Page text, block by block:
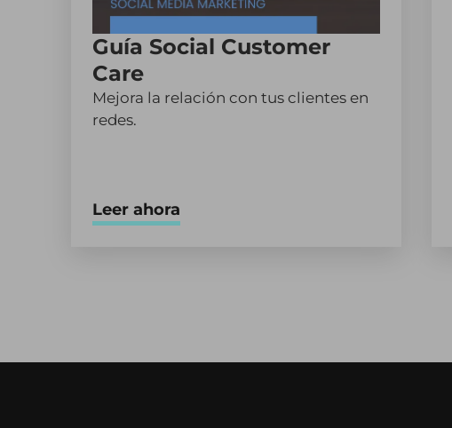
Guía Social Customer
Care
Mejora la relación con tus clientes en
redes.
Leer ahora